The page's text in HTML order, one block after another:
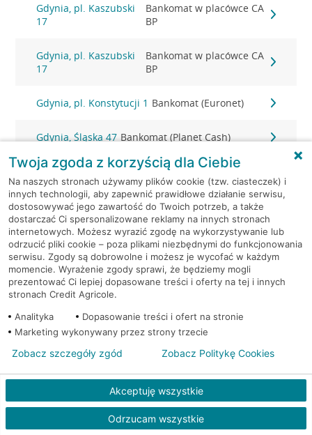
Gdynia, pl. Kaszubski
17
Bankomat w placówce CA
BP
Gdynia, pl. Kaszubski
17
Bankomat w placówce CA
BP
Gdynia, pl. Konstytucji 1 Bankomat (Euronet)
Gdynia, Śląska 47 Bankomat (Planet Cash)
Gdynia, Śląska 47 Bankomat (Planet Cash)
Gdynia, Strażacka 2 Bankomat (Planet Cash)
Gdynia, Świętojańska 36 Bankomat (Planet Cash)
Gdynia, ul. 10-go Lutego 11 Bankomat (Euronet)
Gdynia, ul. 10-go Lutego 11 Bankomat (Euronet)
Gdynia, ul. 10 Lutego 6A Bankomat (Euronet)
Gdynia, ul. Abrahama 46 A-B Bankomat (Euronet)
Twoja zgoda z korzyścią dla Ciebie
Na naszych stronach używamy plików cookie (tzw. ciasteczek) i
innych technologii, aby zapewnić prawidłowe działanie serwisu,
dostosowywać jego zawartość do Twoich potrzeb, a także
dostarczać Ci spersonalizowane reklamy na innych stronach
internetowych. Możesz wyrazić zgodę na wykorzystywanie lub
odrzucić pliki cookie – poza plikami niezbędnymi do funkcjonowania
serwisu. Zgody są dobrowolne i możesz je wycofać w każdym
momencie. Wyrażenie zgody sprawi, że będziemy mogli
prezentować Ci lepiej dopasowane treści i oferty na tej i innych
stronach Credit Agricole.
Analityka
Dopasowanie treści i ofert na stronie
Marketing wykonywany przez strony trzecie
Akceptuję wszystkie
Odrzucam wszystkie
Zobacz szczegóły zgód Zobacz Politykę Cookies